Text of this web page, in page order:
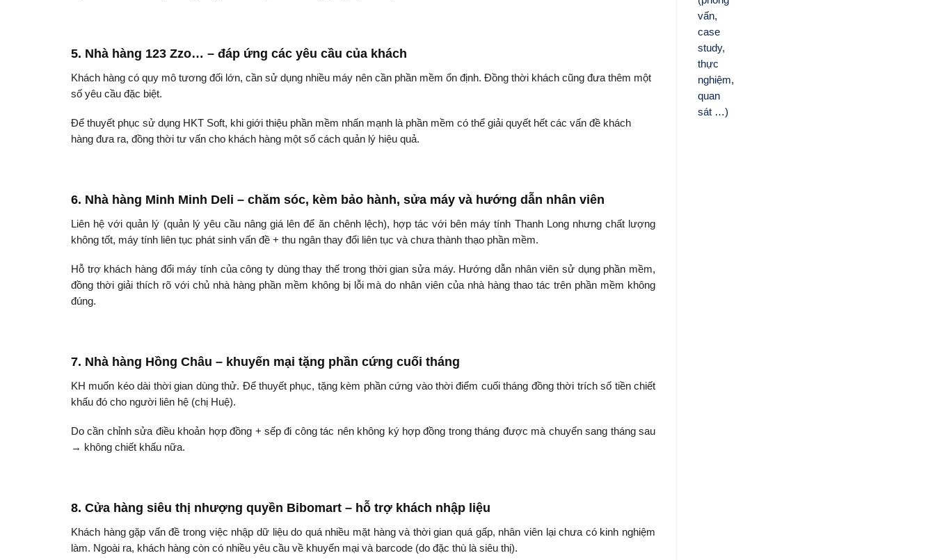
5. Nhà hàng 123 Zzo… – đáp ứng các yêu cầu của khách
Khách hàng có quy mô tương đối lớn, cần sử dụng nhiều máy nên cần phần mềm ổn định. Đồng thời khách cũng đưa thêm một
số yêu cầu đặc biệt.
Để thuyết phục sử dụng HKT Soft, khi giới thiệu phần mềm nhấn mạnh là phần mềm có thể giải quyết hết các vấn đề khách
hàng đưa ra, đồng thời tư vấn cho khách hàng một số cách quản lý hiệu quả.
6. Nhà hàng Minh Minh Deli – chăm sóc, kèm bảo hành, sửa máy và hướng dẫn nhân viên
Liên hệ với quản lý (quản lý yêu cầu nâng giá lên để ăn chênh lệch), hợp tác với bên máy tính Thanh Long nhưng chất lượng
không tốt, máy tính liên tục phát sinh vấn đề + thu ngân thay đổi liên tục và chưa thành thạo phần mềm.
Hỗ trợ khách hàng đổi máy tính của công ty dùng thay thế trong thời gian sửa máy. Hướng dẫn nhân viên sử dụng phần mềm,
đồng thời giải thích rõ với chủ nhà hàng phần mềm không bị lỗi mà do nhân viên của nhà hàng thao tác trên phần mềm không
đúng.
7. Nhà hàng Hồng Châu – khuyến mại tặng phần cứng cuối tháng
KH muốn kéo dài thời gian dùng thử. Để thuyết phục, tặng kèm phần cứng vào thời điểm cuối tháng đồng thời trích số tiền chiết
khấu đó cho người liên hệ (chị Huệ).
Do cần chỉnh sửa điều khoản hợp đồng + sếp đi công tác nên không ký hợp đồng trong tháng được mà chuyển sang tháng sau
→ không chiết khấu nữa.
8. Cửa hàng siêu thị nhượng quyền Bibomart – hỗ trợ khách nhập liệu
Khách hàng gặp vấn đề trong việc nhập dữ liệu do quá nhiều mặt hàng và thời gian quá gấp, nhân viên lại chưa có kinh nghiệm
làm. Ngoài ra, khách hàng còn có nhiều yêu cầu về khuyến mại và barcode (do đặc thù là siêu thị).